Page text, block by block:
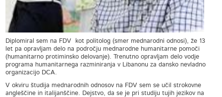
Diplomiral sem na FDV kot politolog (smer mednarodni odnosi), že 13
let pa opravljam delo na področju mednarodne humanitarne pomoči
(humanitarno protiminsko delovanje). Trenutno opravljam delo vodje
programa humanitarnega razminiranja v Libanonu za dansko nevladno
organizacijo DCA.
V okviru študija mednarodnih odnosov na FDV sem se učil strokovne
angleščine in italijanščine. Dejstvo, da se je pri studiju tujih jezikov na